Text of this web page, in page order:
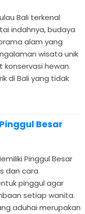
Bali terkenal
indahnya, budaya
alam yang
wisata unik
hewan.
di Bali yang tidak
Besar
Pinggul Besar
dan cara
pinggul agar
setiap wanita.
aduhai merupakan